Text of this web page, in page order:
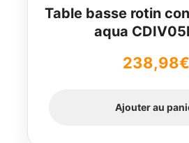
Table basse rotin
aqua
238,98€
Ajouter au